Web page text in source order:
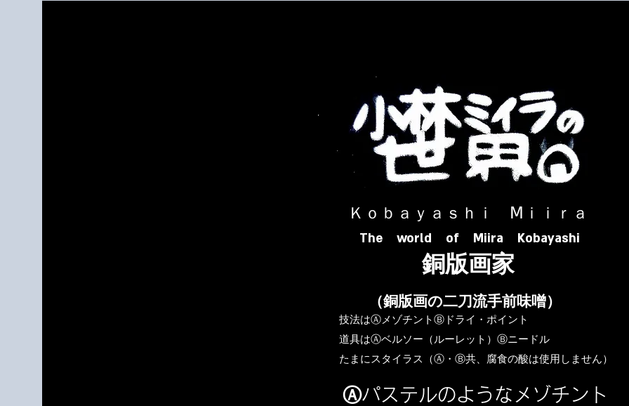
​ Ｋｏｂａｙａｓｈｉ Ⅿｉｉｒａ​
The world of Miira Kobayashi
​銅版画家
​（銅版画の二刀流手前味噌）
​技法はⒶメゾチントⒷドライ・ポイント
道具はⒶベルソー（ルーレット）Ⓑニードル
​たまにスタイラス（Ⓐ・Ⓑ共、腐食の酸は使用しません）
Ⓐパステルのようなメゾチント